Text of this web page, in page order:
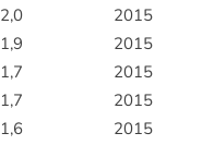
2,0
2015
1,9
2015
1,7
2015
1,7
2015
1,6
2015